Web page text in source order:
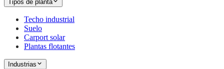
Tipos de planta
Techo industrial
Suelo
Carport solar
Plantas flotantes
Industrias